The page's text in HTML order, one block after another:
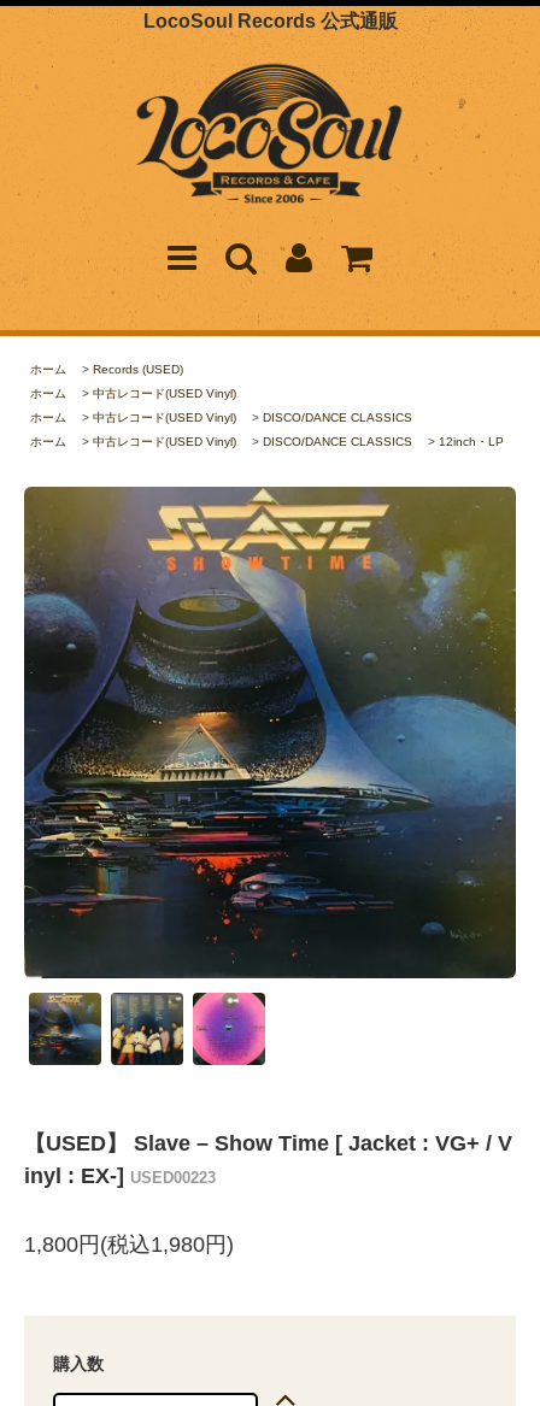
LocoSoul Records 公式通販
ホーム > Records (USED)
ホーム
> 中古レコード(USED Vinyl)
ホーム
> 中古レコード(USED Vinyl) > DISCO/DANCE CLASSICS
ホーム
> 中古レコード(USED Vinyl) > DISCO/DANCE CLASSICS > 12inch・LP
【USED】 Slave ‎– Show Time [ Jacket : VG+ / V
inyl : EX-] USED00223
1,800円(税込1,980円)
購入数